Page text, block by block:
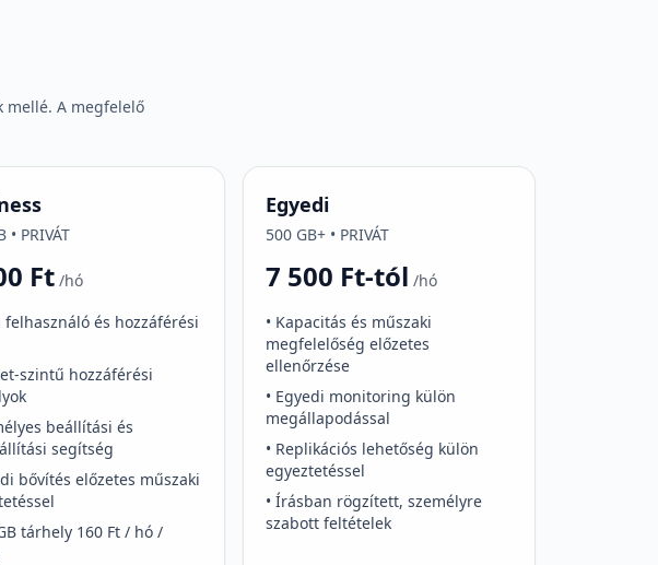
mellé. A megfelelő
• PRIVÁT
Ft /hó
felhasználó és hozzáférési
szintű hozzáférési
beállítási és
segítség
bővítés előzetes műszaki
tárhely 160 Ft / hó /
Egyedi
500 GB+ • PRIVÁT
7 500 Ft-tól /hó
• Kapacitás és műszaki
megfelelőség előzetes
ellenőrzése
• Egyedi monitoring külön
megállapodással
• Replikációs lehetőség külön
egyeztetéssel
• Írásban rögzített, személyre
szabott feltételek